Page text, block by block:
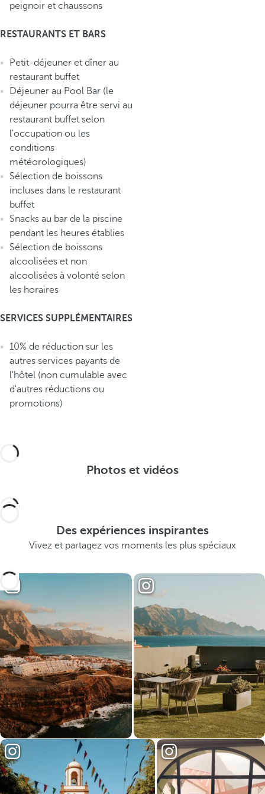
peignoir et chaussons
RESTAURANTS ET BARS
Petit-déjeuner et dîner au
restaurant buffet
Déjeuner au Pool Bar (le
déjeuner pourra être servi au
restaurant buffet selon
l'occupation ou les
conditions
météorologiques)
Sélection de boissons
incluses dans le restaurant
buffet
Snacks au bar de la piscine
pendant les heures établies
Sélection de boissons
alcoolisées et non
alcoolisées à volonté selon
les horaires
SERVICES SUPPLÉMENTAIRES
10% de réduction sur les
autres services payants de
l'hôtel (non cumulable avec
d'autres réductions ou
promotions)
Photos et vidéos
Des expériences inspirantes
Vivez et partagez vos moments les plus spéciaux